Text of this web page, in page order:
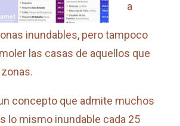
a
inundables, pero tampoco
las casas de aquellos que
concepto que admite muchos
lo mismo inundable cada 25